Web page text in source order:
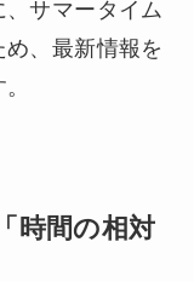
サマータイム
、最新情報を
時間の相対